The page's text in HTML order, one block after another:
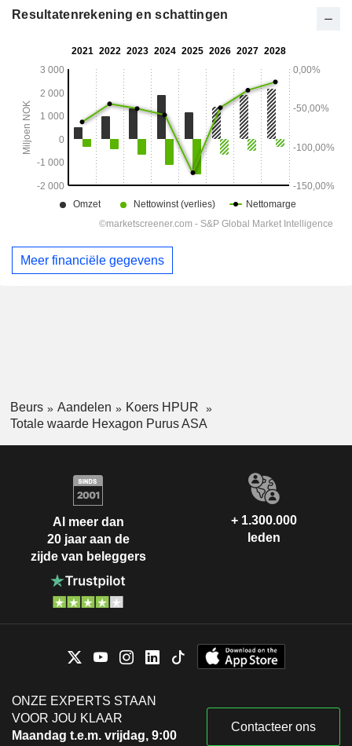
Resultatenrekening en schattingen
Meer financiële gegevens
Beurs Aandelen
Koers HPUR
Totale waarde Hexagon Purus ASA
Al meer dan
20 jaar aan de
zijde van beleggers
+ 1.300.000
leden
ONZE EXPERTS STAAN
VOOR JOU KLAAR
Maandag t.e.m. vrijdag, 9:00
Contacteer ons